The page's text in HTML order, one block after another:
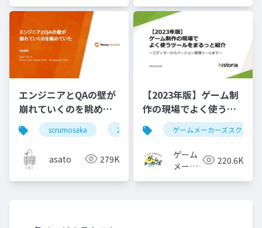
ャパン
エンジニアとQAの壁が
崩れていくのを眺めて
いた #scrumosaka
scrumosaka 2024 scrum agile
asato 279K
【2023年版】ゲーム制
作の現場でよく使うツ
ールをまるっと紹介
ゲームメーカーズスクラン
ゲーム
メーカ
220.6K